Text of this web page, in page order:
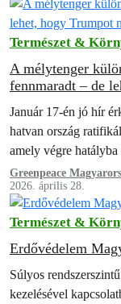
Természet &
A mélytenger
fennmaradt – de
Január 17-én jó hír
hatvan ország
amely végre
kormányok tengeri
Greenpeace
2026. április 28.
Természet &
Erdővédelem
Súlyos
kezelésével